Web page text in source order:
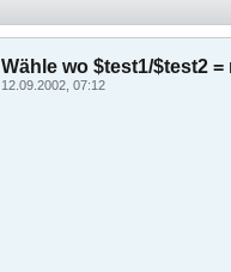
Wähle wo $test1/$test2
12.09.2002, 07:12